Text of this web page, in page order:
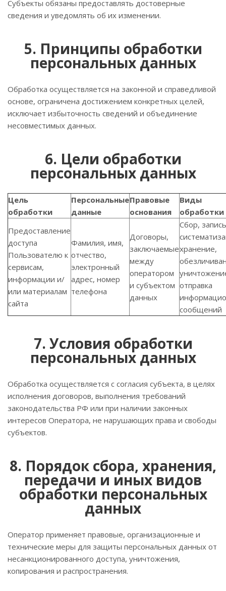
Субъекты обязаны предоставлять достоверные
сведения и уведомлять об их изменении.
5. Принципы обработки
персональных данных
Обработка осуществляется на законной и справедливой
основе, ограничена достижением конкретных целей,
исключает избыточность сведений и объединение
несовместимых данных.
6. Цели обработки
персональных данных
Цель
обработки
Персональные
данные
Правовые
основания
Виды
обработки
Предоставление
доступа
Пользователю к
сервисам,
информации и/
или материалам
сайта
Фамилия, имя,
отчество,
электронный
адрес, номер
телефона
Договоры,
заключаемые
между
оператором
и субъектом
данных
Сбор,
хранение,
отправка
сообщений
7. Условия обработки
персональных данных
Обработка осуществляется с согласия субъекта, в целях
исполнения договоров, выполнения требований
законодательства РФ или при наличии законных
интересов Оператора, не нарушающих права и свободы
субъектов.
8. Порядок сбора, хранения,
передачи и иных видов
обработки персональных
данных
Оператор применяет правовые, организационные и
технические меры для защиты персональных данных от
несанкционированного доступа, уничтожения,
копирования и распространения.